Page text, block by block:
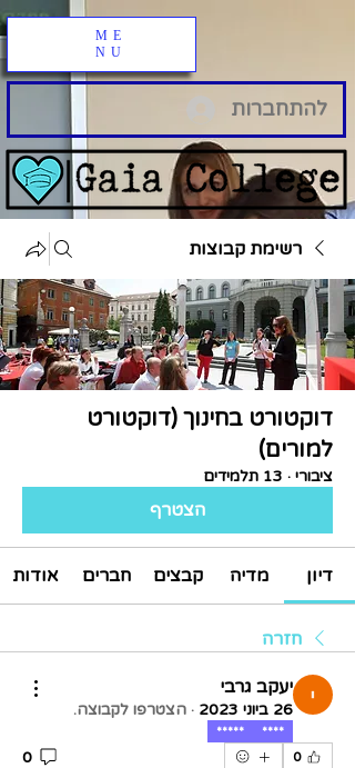
ME
NU
להתחברות
רשימת קבוצות
דוקטורט בחינוך (דוקטורט
למורים)
ציבורי · 13 תלמידים
הצטרף
דיון מדיה קבצים חברים אודות
חזרה
יעקב גרבי
26 ביוני 2023 · הצטרפו לקבוצה.
****
*****
0
0